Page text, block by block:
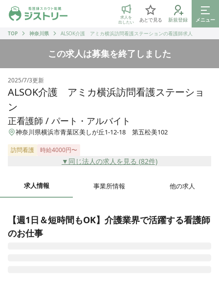
ジストリー 看護師の転職マッチング
求人を
出したい
あとで見る 新規登録
メニュー
TOP
神奈川県 ALSOK介護 アミカ横浜訪問看護ステーションの看護師求人
この求人は募集を終了しました
2025/7/3更新
ALSOK介護 アミカ横浜訪問看護ステーショ
ン
正看護師 / パート・アルバイト
神奈川県横浜市青葉区美しが丘1-12-18 第五松美102
訪問看護 時給4000円〜
▼同じ法人の求人を見る (82件)
求人情報 事業所情報 他の求人
【週1日＆短時間もOK】介護業界で活躍する看護師
のお仕事